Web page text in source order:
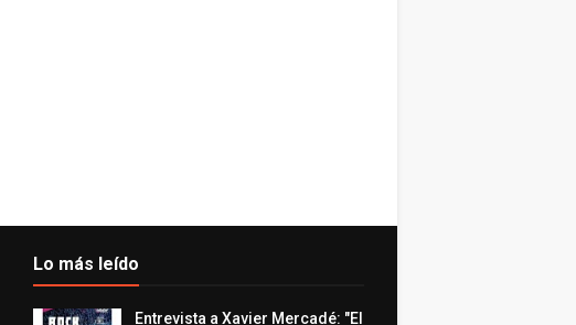
Lo más leído
Entrevista a Xavier Mercadé: "El